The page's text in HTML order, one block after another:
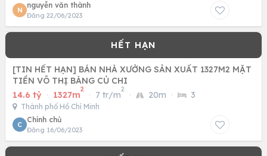
N
nguyễn văn thành
Đăng 22/06/2023
[TIN HẾT HẠN] BÁN NHÀ XƯỞNG SẢN XUẤT 1327M2 MẶT
TIỀN VÕ THỊ BÀNG CỦ CHI
14.6 tỷ · 1327m
2
· 7 tr/m
2
· 20m · 3
Thành phố Hồ Chí Minh
C
Chính chủ
Đăng 16/06/2023